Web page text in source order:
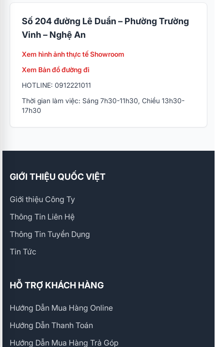
Số 204 đường Lê Duẩn – Phường Trường
Vinh – Nghệ An
Xem hình ảnh thực tế Showroom
Xem Bản đồ đường đi
HOTLINE: 0912221011
Thời gian làm việc: Sáng 7h30-11h30, Chiều 13h30-
17h30
GIỚI THIỆU QUỐC VIỆT
Giới thiệu Công Ty
Thông Tin Liên Hệ
Thông Tin Tuyển Dụng
Tin Tức
HỖ TRỢ KHÁCH HÀNG
Hướng Dẫn Mua Hàng Online
Hướng Dẫn Thanh Toán
Hướng Dẫn Mua Hàng Trả Góp